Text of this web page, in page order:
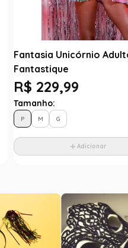
Fantasia Unicórnio
Fantastique
R$ 229,99
Tamanho:
P M G
Adicionar